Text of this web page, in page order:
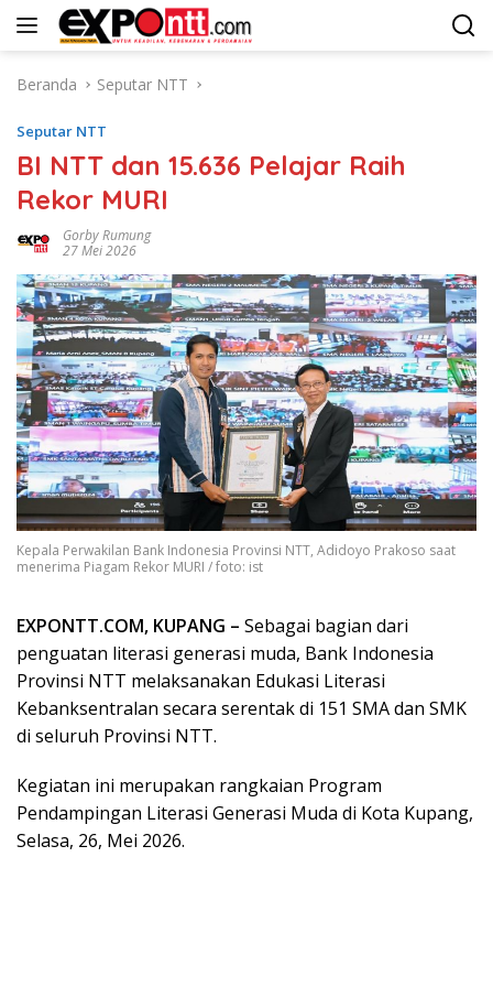
Langsung
Beranda
Seputar NTT
Seputar NTT
BI NTT dan 15.636 Pelajar Raih
Rekor MURI
Gorby Rumung
27 Mei 2026
Kepala Perwakilan Bank Indonesia Provinsi NTT, Adidoyo Prakoso saat
menerima Piagam Rekor MURI / foto: ist
EXPONTT.COM, KUPANG – Sebagai bagian dari
penguatan literasi generasi muda, Bank Indonesia
Provinsi NTT melaksanakan Edukasi Literasi
Kebanksentralan secara serentak di 151 SMA dan SMK
di seluruh Provinsi NTT.
Kegiatan ini merupakan rangkaian Program
Pendampingan Literasi Generasi Muda di Kota Kupang,
Selasa, 26, Mei 2026.